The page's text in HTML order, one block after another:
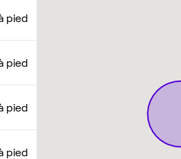
pied
pied
pied
pied